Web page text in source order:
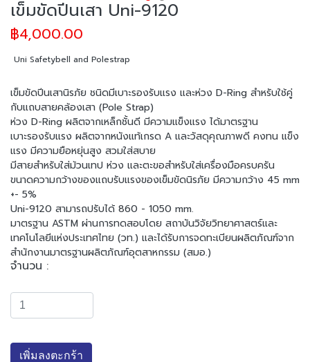
เข็มขัดปีนเสา Uni-9120
฿4,000.00
Uni Safetybell and Polestrap
เข็มขัดปีนเสานิรภัย ชนิดมีเบาะรองรับแรง และห่วง D-Ring สำหรับใช้คู่
กับแถบสายคล้องเสา (Pole Strap)
ห่วง D-Ring ผลิตจากเหล็กชั้นดี มีความแข็งแรง ได้มาตรฐาน
เบาะรองรับแรง ผลิตจากหนังแท้เกรด A และวัสดุคุณภาพดี คงทน แข็ง
แรง มีความยือหยุ่นสูง สวมใส่สบาย
มีสายสำหรับใส่ม้วนเทป ห่วง และตะขอสำหรับใส่เครื่องมือครบครัน
ขนาดความกว้างของแถบรับแรงของเข็มขัดนิรภัย มีความกว้าง 45 mm
+- 5%
Uni-9120 สามารถปรับได้ 860 - 1050 mm.
มาตรฐาน ASTM ผ่านการทดสอบโดย สถาบันวิจัยวิทยาศาสตร์และ
เทคโนโลยีแห่งประเทศไทย (วท.) และได้รับการจดทะเบียนผลิตภัณฑ์จาก
สำนักงานมาตรฐานผลิตภัณฑ์อุตสาหกรรม (สมอ.)
จำนวน :
เพิ่มลงตะกร้า